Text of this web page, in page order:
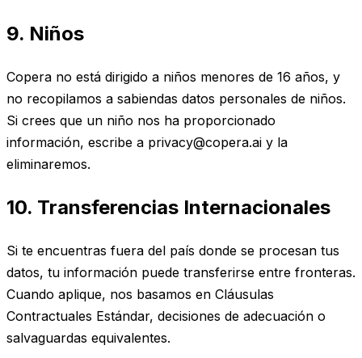
9. Niños
Copera no está dirigido a niños menores de 16 años, y
no recopilamos a sabiendas datos personales de niños.
Si crees que un niño nos ha proporcionado
información, escribe a privacy@copera.ai y la
eliminaremos.
10. Transferencias Internacionales
Si te encuentras fuera del país donde se procesan tus
datos, tu información puede transferirse entre fronteras.
Cuando aplique, nos basamos en Cláusulas
Contractuales Estándar, decisiones de adecuación o
salvaguardas equivalentes.